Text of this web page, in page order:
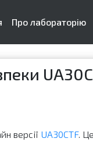
Про лабораторію
версії UA30CTF.